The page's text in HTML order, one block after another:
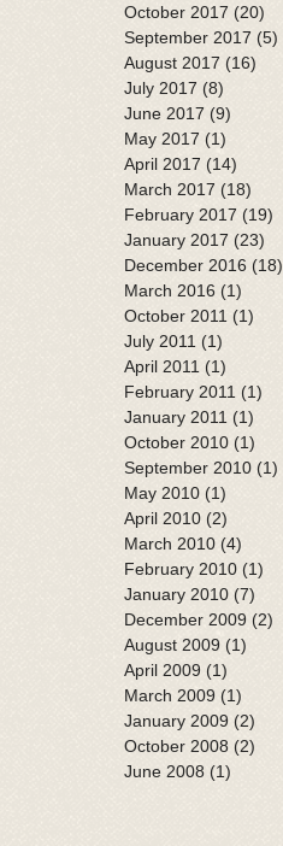
October 2017 (20)
September 2017 (5)
August 2017 (16)
July 2017 (8)
June 2017 (9)
May 2017 (1)
April 2017 (14)
March 2017 (18)
February 2017 (19)
January 2017 (23)
December 2016 (18)
March 2016 (1)
October 2011 (1)
July 2011 (1)
April 2011 (1)
February 2011 (1)
January 2011 (1)
October 2010 (1)
September 2010 (1)
May 2010 (1)
April 2010 (2)
March 2010 (4)
February 2010 (1)
January 2010 (7)
December 2009 (2)
August 2009 (1)
April 2009 (1)
March 2009 (1)
January 2009 (2)
October 2008 (2)
June 2008 (1)